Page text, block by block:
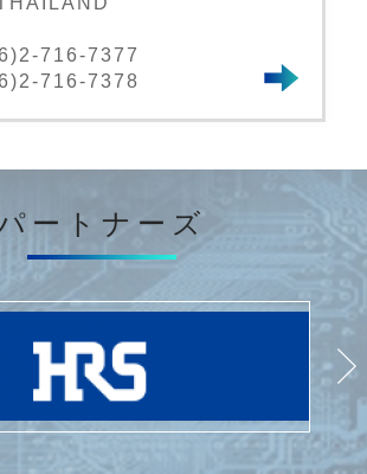
716-7377
716-7378
ートナーズ